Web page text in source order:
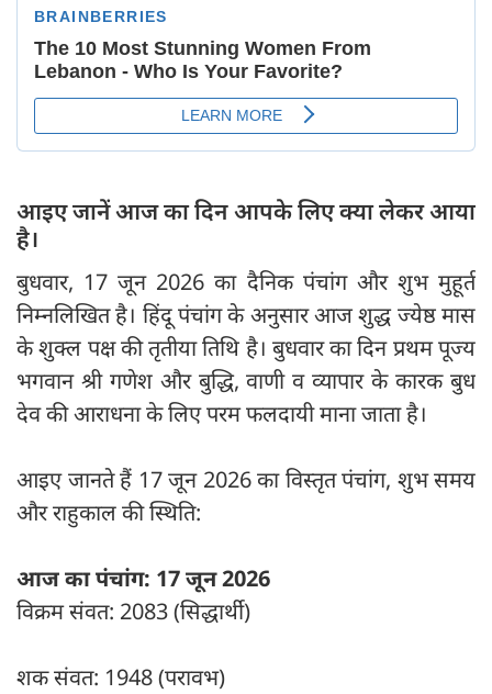
आइए जानें आज का दिन आपके लिए क्या लेकर आया
है।
बुधवार, 17 जून 2026 का दैनिक पंचांग और शुभ मुहूर्त
निम्नलिखित है। हिंदू पंचांग के अनुसार आज शुद्ध ज्येष्ठ मास
के शुक्ल पक्ष की तृतीया तिथि है। बुधवार का दिन प्रथम पूज्य
भगवान श्री गणेश और बुद्धि, वाणी व व्यापार के कारक बुध
देव की आराधना के लिए परम फलदायी माना जाता है।
आइए जानते हैं 17 जून 2026 का विस्तृत पंचांग, शुभ समय
और राहुकाल की स्थिति:
आज का पंचांग: 17 जून 2026
विक्रम संवत: 2083 (सिद्धार्थी)
शक संवत: 1948 (परावभ)